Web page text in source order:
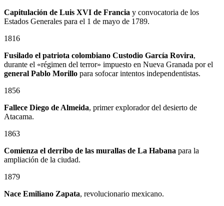
Capitulación de Luis XVI de Francia y convocatoria de los
Estados Generales para el 1 de mayo de 1789.
1816
Fusilado el patriota colombiano Custodio García Rovira,
durante el «régimen del terror» impuesto en Nueva Granada por el
general Pablo Morillo para sofocar intentos independentistas.
1856
Fallece Diego de Almeida, primer explorador del desierto de
Atacama.
1863
Comienza el derribo de las murallas de La Habana para la
ampliación de la ciudad.
1879
Nace Emiliano Zapata, revolucionario mexicano.